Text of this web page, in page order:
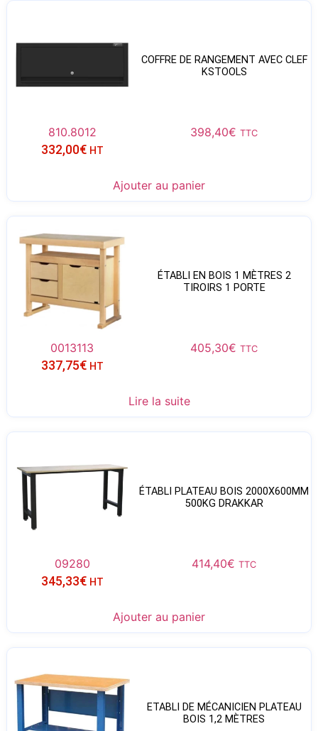
COFFRE DE RANGEMENT AVEC CLEF
KSTOOLS
810.8012 398,40€ TTC
332,00€ HT
Ajouter au panier
ÉTABLI EN BOIS 1 MÈTRES 2
TIROIRS 1 PORTE
0013113 405,30€ TTC
337,75€ HT
Lire la suite
ÉTABLI PLATEAU BOIS 2000X600MM
500KG DRAKKAR
09280 414,40€ TTC
345,33€ HT
Ajouter au panier
ETABLI DE MÉCANICIEN PLATEAU
BOIS 1,2 MÈTRES